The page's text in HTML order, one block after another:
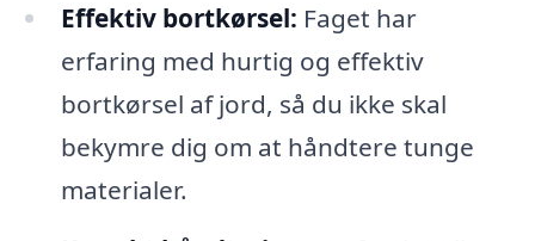
Effektiv bortkørsel: Faget har
erfaring med hurtig og effektiv
bortkørsel af jord, så du ikke skal
bekymre dig om at håndtere tunge
materialer.